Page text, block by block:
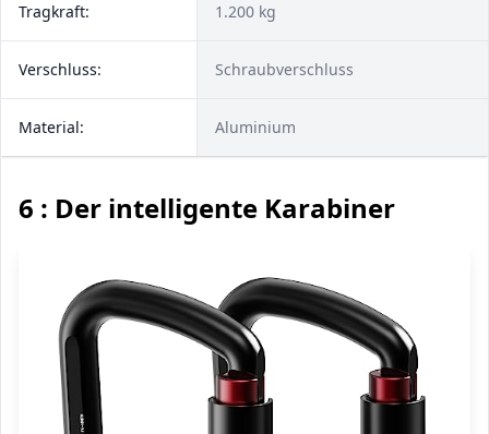
Tragkraft: 1.200 kg
Verschluss: Schraubverschluss
Material: Aluminium
6 : Der intelligente Karabiner